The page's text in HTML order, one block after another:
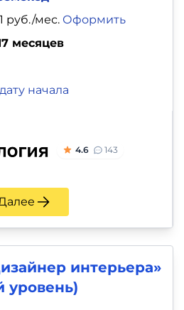
месяцев
руб./мес. Оформить
начала
4.6 143
интерьера»
уровень)